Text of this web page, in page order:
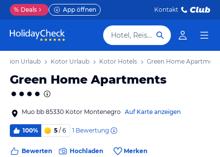
% Deals App öffnen Kontakt
Hotel, Reiseziel
Urlaub Kotor Urlaub Kotor Hotels Green Home
Green Home Apartments
Muo bb 85330 Kotor Montenegro Auf Karte anzeigen
100% 5 / 6 1 Bewertung
Bewerten Hochladen Merken